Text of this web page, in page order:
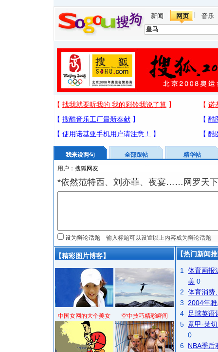
新闻 网页 音乐
我来说两句 全部跟帖
精华帖
用户：
*依然范特西、刘亦菲、夜宴……网罗天
设为辩论话题
【精彩图片博客】
中国女网的大个美女 空中技巧精彩瞬间
【热门新闻
1
体育画报
美 0
2 体育消费
3
2004年
4
足球英语
5 意甲-莱
0
6 NBA季后